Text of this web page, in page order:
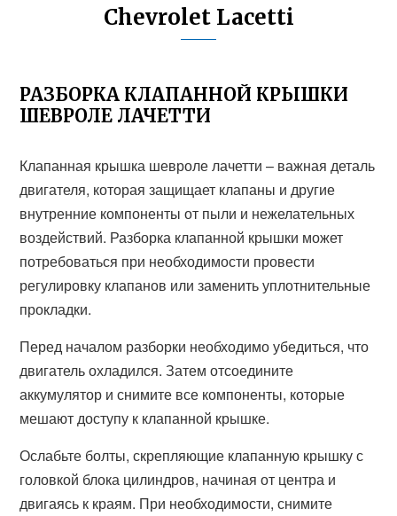
Chevrolet Lacetti
РАЗБОРКА КЛАПАННОЙ КРЫШКИ
ШЕВРОЛЕ ЛАЧЕТТИ
Клапанная крышка шевроле лачетти – важная деталь
двигателя, которая защищает клапаны и другие
внутренние компоненты от пыли и нежелательных
воздействий. Разборка клапанной крышки может
потребоваться при необходимости провести
регулировку клапанов или заменить уплотнительные
прокладки.
Перед началом разборки необходимо убедиться, что
двигатель охладился. Затем отсоедините
аккумулятор и снимите все компоненты, которые
мешают доступу к клапанной крышке.
Ослабьте болты, скрепляющие клапанную крышку с
головкой блока цилиндров, начиная от центра и
двигаясь к краям. При необходимости, снимите